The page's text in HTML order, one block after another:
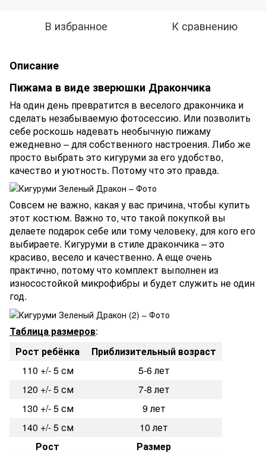
В избранное К сравнению
Описание
Пижама в виде зверюшки Дракончика
На один день превратится в веселого дракончика и
сделать незабываемую фотосессию. Или позволить
себе роскошь надевать необычную пижаму
ежедневно – для собственного настроения. Либо же
просто выбрать это кигуруми за его удобство,
качество и уютность. Потому что это правда.
Совсем не важно, какая у вас причина, чтобы купить
этот костюм. Важно то, что такой покупкой вы
делаете подарок себе или тому человеку, для кого его
выбираете. Кигуруми в стиле дракончика – это
красиво, весело и качественно. А еще очень
практично, потому что комплект выполнен из
износостойкой микрофибры и будет служить не один
год.
Таблица размеров:
Рост ребёнка
Приблизительный возраст
110 +/- 5 см
5-6 лет
120 +/- 5 см
7-8 лет
130 +/- 5 см
9 лет
140 +/- 5 см
10 лет
Рост
Размер